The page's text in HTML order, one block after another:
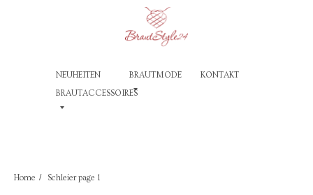
BRAUTMODE
NEUHEITEN
BRAUTACCESSOIRES
KONTAKT
Home / Schleier page 1